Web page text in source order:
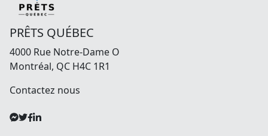
PRÊTS QUÉBEC
4000 Rue Notre-Dame O
Montréal, QC H4C 1R1
Contactez nous